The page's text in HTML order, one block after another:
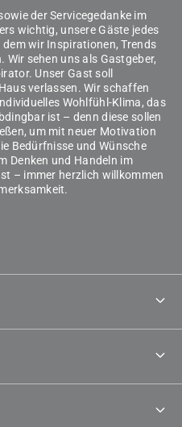
der Servicegedanke im
wichtig, unsere Gäste jedes
wir Inspirationen, Trends
sehen uns als Gastgeber,
Unser Gast soll
verlassen. Wir schaffen
Wohlfühl-Klima, das
ist – denn diese sollen
um mit neuer Motivation
Bedürfnisse und Wünsche
Denken und Handeln im
– immer herzlich willkommen